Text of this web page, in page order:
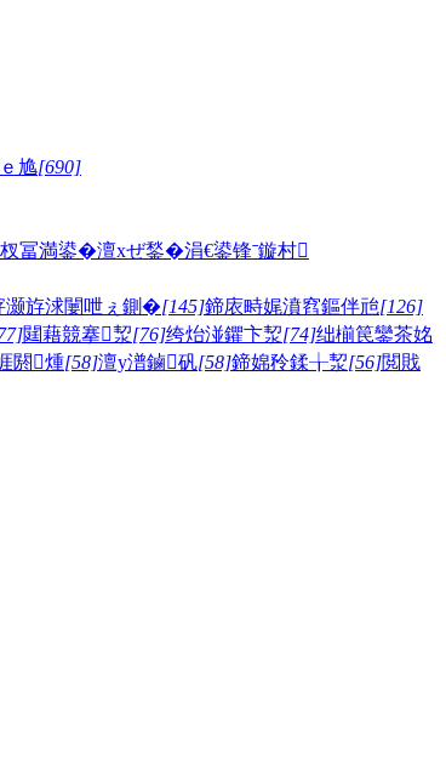
尯[690]
杈冨満鍙�澶хぜ鍫�涓€鍙锋ˉ鏇村
灏斿浗闄呭ぇ鍘�[145]鍗庡畤娓濆窞鏂伴兘[126]
閮藉競搴洯[76]绔炲湴鑺卞洯[74]绌椾笢鑾茶姳
閼煄[58]澶у潽鏀矾[58]鍗婂矝鍒╁洯[56]閲戝